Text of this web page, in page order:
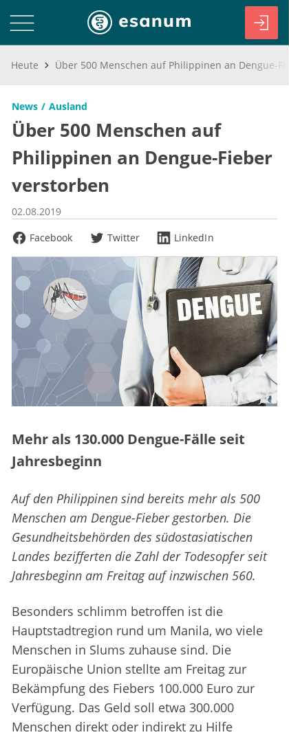
Heute
News Ausland
Über 500 Menschen auf
Philippinen an Dengue-Fieber
verstorben
02.08.2019
Facebook
Twitter LinkedIn
Mehr als 130.000 Dengue-Fälle seit
Jahresbeginn
Auf den Philippinen sind bereits mehr als 500
Menschen am Dengue-Fieber gestorben. Die
Gesundheitsbehörden des südostasiatischen
Landes bezifferten die Zahl der Todesopfer seit
Jahresbeginn am Freitag auf inzwischen 560.
Besonders schlimm betroffen ist die
Hauptstadtregion rund um Manila, wo viele
Menschen in Slums zuhause sind. Die
Europäische Union stellte am Freitag zur
Bekämpfung des Fiebers 100.000 Euro zur
Verfügung. Das Geld soll etwa 300.000
Menschen direkt oder indirekt zu Hilfe